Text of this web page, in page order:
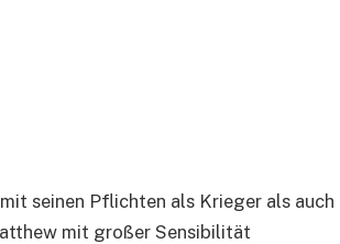
seinen Pflichten als Krieger als auch
mit großer Sensibilität